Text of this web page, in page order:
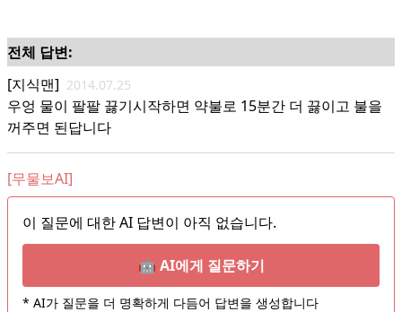
전체 답변:
[지식맨] 2014.07.25
우엉 물이 팔팔 끓기시작하면 약불로 15분간 더 끓이고 불을
꺼주면 된답니다
[무물보AI]
이 질문에 대한 AI 답변이 아직 없습니다.
🤖 AI에게 질문하기
* AI가 질문을 더 명확하게 다듬어 답변을 생성합니다